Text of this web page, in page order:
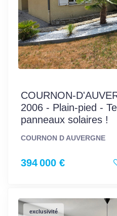
COURNON-
2006 - Plain-pied -
panneaux solaires !
COURNON D AUVERGNE
394 000 €
exclusivité